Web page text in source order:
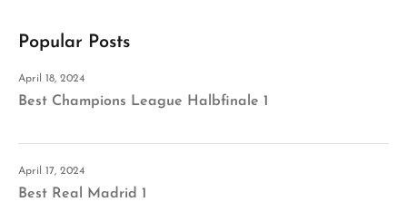
Popular Posts
April 18, 2024
Best Champions League Halbfinale 1
April 17, 2024
Best Real Madrid 1